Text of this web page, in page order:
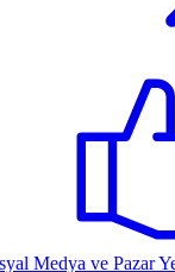
Medya ve Pazar